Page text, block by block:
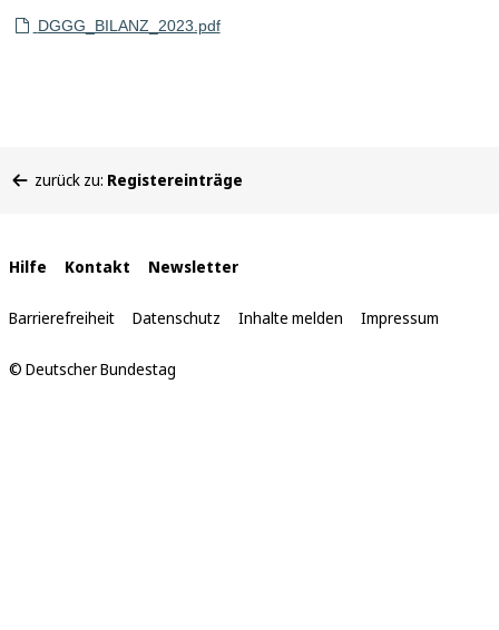
DGGG_BILANZ_2023.pdf
befinden
zurück zu: Registereinträge
Interne
Links
Hilfe Kontakt Newsletter
Barrierefreiheit Datenschutz Inhalte melden Impressum
© Deutscher Bundestag